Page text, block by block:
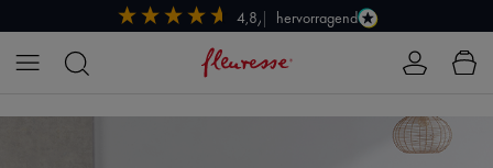
Zum Hauptinhalt springen hervorragend
4,8/5